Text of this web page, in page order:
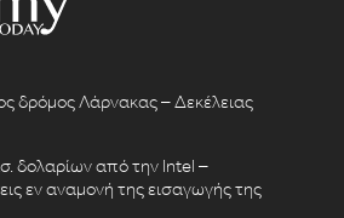
δρόμος Λάρνακας – Δεκέλειας
δολαρίων από την Intel –
εν αναμονή της εισαγωγής της